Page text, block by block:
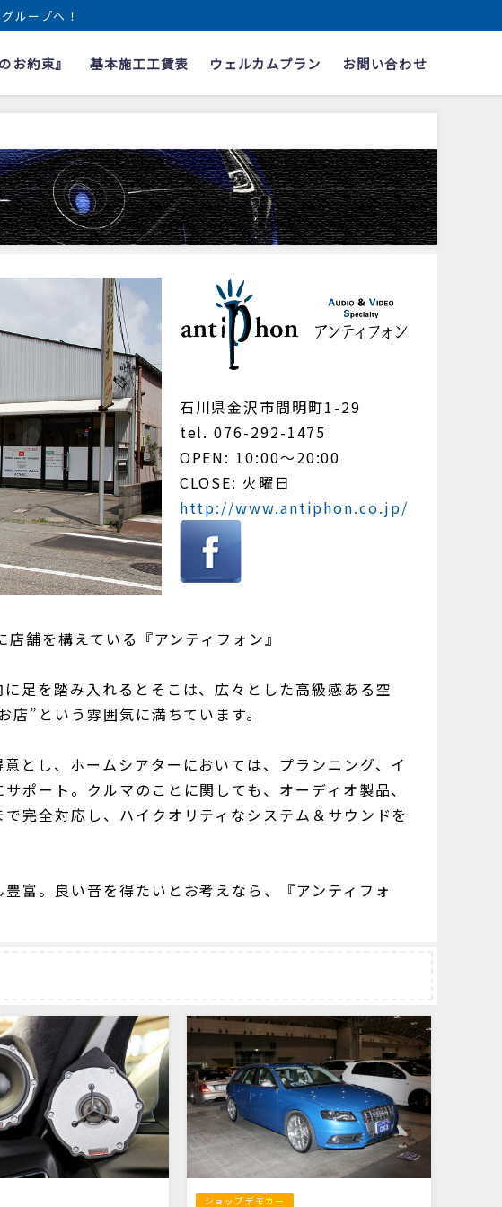
ループへ！
お約束』 基本施工工賃表 ウェルカムプラン お問い合わせ
石川県金沢市間明町1-29
tel. 076-292-1475
OPEN: 10:00〜20:00
CLOSE: 火曜日
http://www.antiphon.co.jp/
舗を構えている『アンティフォン』
足を踏み入れるとそこは、広々とした高級感ある空
”という雰囲気に満ちています。
とし、ホームシアターにおいては、プランニング、イ
ポート。クルマのことに関しても、オーディオ製品、
完全対応し、ハイクオリティなシステム＆サウンドを
富。良い音を得たいとお考えなら、『アンティフォ
ショップデモカー